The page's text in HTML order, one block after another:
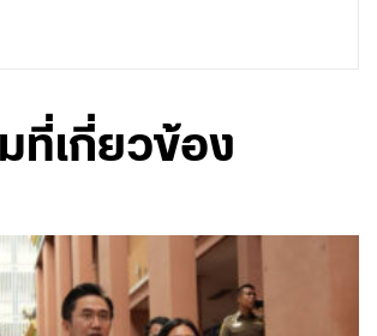
ที่เกี่ยวข้อง